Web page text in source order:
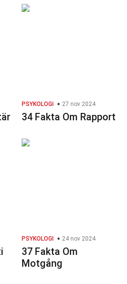
PSYKOLOGI 27 nov 2024
34 Fakta Om Rapport
PSYKOLOGI 24 nov 2024
37 Fakta Om
Motgång